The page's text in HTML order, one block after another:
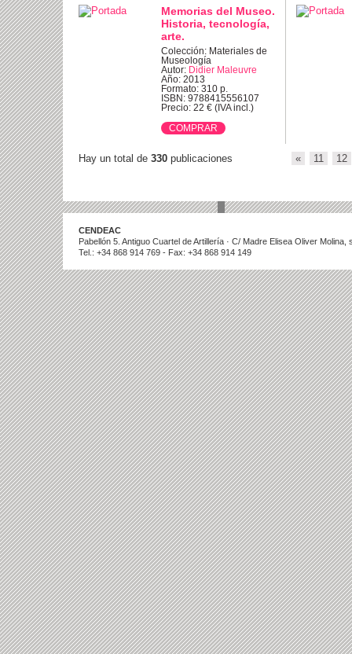
Memorias del Museo.
Historia, tecnología,
arte.
Colección: Materiales de
Museología
Autor: Didier Maleuvre
Año: 2013
Formato: 310 p.
ISBN: 9788415556107
Precio: 22 € (IVA incl.)
Hay un total de 330 publicaciones « 11 12
CENDEAC
Pabellón 5. Antiguo Cuartel de Artillería · C/ Madre Elisea Oliver
Tel.: +34 868 914 769 - Fax: +34 868 914 149